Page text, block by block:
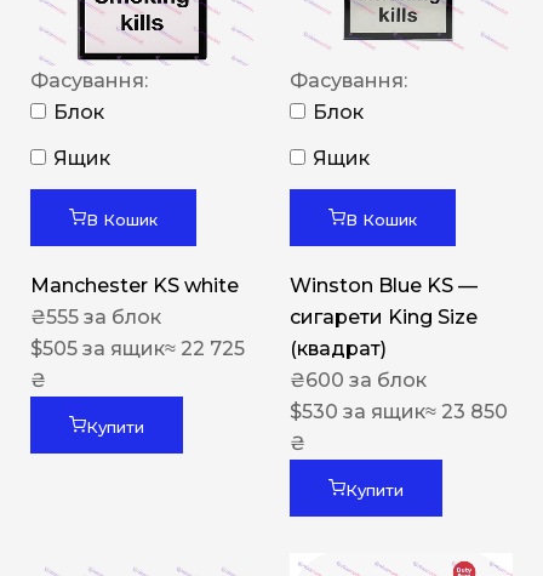
Фасування:
Блок
Ящик
В Кошик
Manchester KS white
₴555 за блок
$505 за ящик≈ 22 725
₴
Купити
Фасування:
Блок
Ящик
В Кошик
Winston Blue KS —
сигарети King Size
(квадрат)
₴600 за блок
$530 за ящик≈ 23 850
₴
Купити